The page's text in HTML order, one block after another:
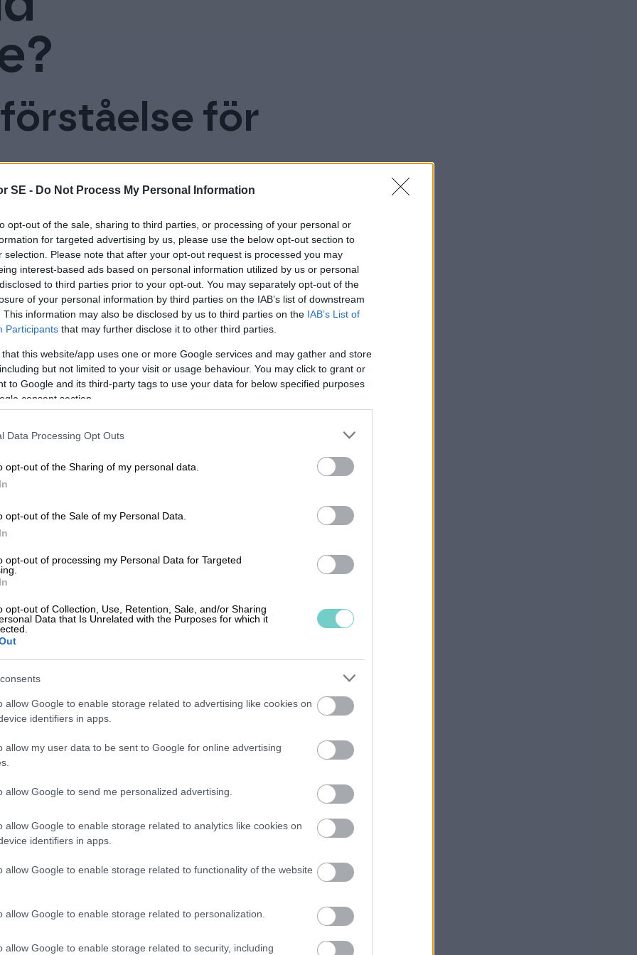
SE - Do Not Process My Personal Information
opt-out of the sale, sharing to third parties, or processing of your personal or
for targeted advertising by us, please use the below opt-out section to
selection. Please note that after your opt-out request is processed you may
interest-based ads based on personal information utilized by us or personal
to third parties prior to your opt-out. You may separately opt-out of the
of your personal information by third parties on the IAB’s list of downstream
This information may also be disclosed by us to third parties on the IAB’s List of
Participants that may further disclose it to other third parties.
that this website/app uses one or more Google services and may gather and store
but not limited to your visit or usage behaviour. You may click to grant or
to Google and its third-party tags to use your data for below specified purposes
consent section.
Data Processing Opt Outs
opt-out of the Sharing of my personal data.
opt-out of the Sale of my Personal Data.
opt-out of processing my Personal Data for Targeted
opt-out of Collection, Use, Retention, Sale, and/or Sharing
Data that Is Unrelated with the Purposes for which it
allow Google to enable storage related to advertising like cookies on
identifiers in apps.
allow my user data to be sent to Google for online advertising
allow Google to send me personalized advertising.
allow Google to enable storage related to analytics like cookies on
identifiers in apps.
allow Google to enable storage related to functionality of the website
allow Google to enable storage related to personalization.
allow Google to enable storage related to security, including
Geny
av AI kan du fokusera på avancerade uppgifter som
kompetens och erfarenhet. Procountor Geny hanterar
så som kontering.
dina verksamhetskritiska system till Procountor
gällande
och Procountor.
& Webbinar
för
vanligaste företagsformerna i Sverige.
för individer som vill ha full kontroll över
när det gäller administration och
privatperson driver sin verksamhet
är viktigt att förstå att ägaren personligen
att det inte finns någon juridisk
enskild firma är den relativt enkla
i början, finns det digitala verktyg
verktyg hjälper till att hålla koll på
för att upprätthålla en sund
programvara för bokföring är därför
enskilda firma.
i
är det essentiellt att ha en effektiv
hålla ordning på kvitton och fakturor,
verktyg för att automatisera och
moderna bokföringsprogram kan
vilket ger dig mer tid att fokusera på
som är anpassad för svenska
att du följer gällande lagar och regler,
är utformade för att underlätta den
kan du enkelt skapa och skicka
över företagets ekonomi i realtid.
Tillbaka till startsidan